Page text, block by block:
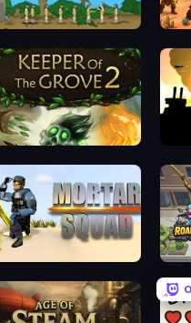
War
of the Grove 2